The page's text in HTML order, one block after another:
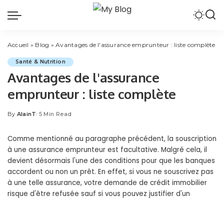
Accueil » Blog »Avantages de l'assurance emprunteur : liste complète
Santé & Nutrition
Avantages de l'assurance
emprunteur : liste complète
Posted
By AlainT 5 Min Read
Comme mentionné au paragraphe précédent, la souscription
à une assurance emprunteur est facultative. Malgré cela, il
devient désormais l'une des conditions pour que les banques
accordent ou non un prêt. En effet, si vous ne souscrivez pas
à une telle assurance, votre demande de crédit immobilier
risque d'être refusée sauf si vous pouvez justifier d'un